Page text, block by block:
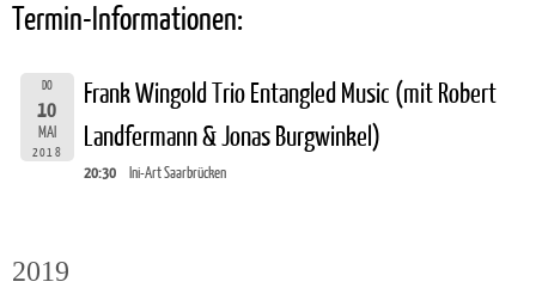
Termin-Informationen:
DO
10
MAI
2018
Frank Wingold Trio Entangled Music (mit Robert
Landfermann & Jonas Burgwinkel)
20:30 Ini-Art Saarbrücken
2019